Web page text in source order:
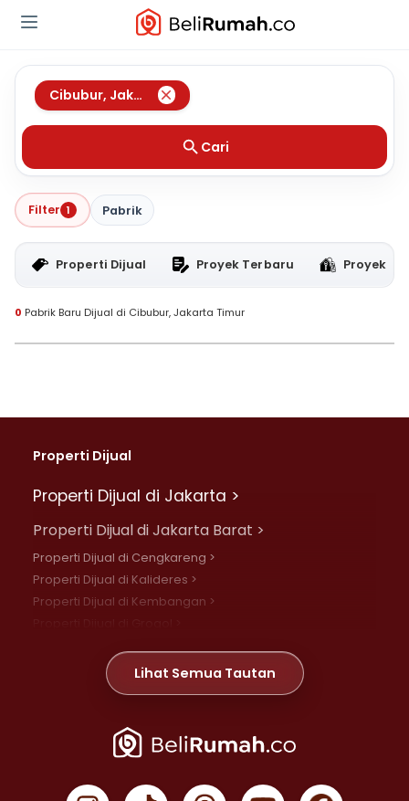
Cibubur, Jakarta Timur
Cari
Filter 1 Pabrik
Properti Dijual Proyek Terbaru Proyek
0 Pabrik Baru Dijual di Cibubur, Jakarta Timur
Properti Dijual
Properti Dijual di Jakarta >
Properti Dijual di Jakarta Barat >
Properti Dijual di Cengkareng >
Properti Dijual di Kalideres >
Properti Dijual di Kembangan >
Properti Dijual di Meruya >
Properti Dijual di Jelambar >
Properti Dijual di Jakarta Pusat >
Properti Dijual di Gambir >
Lihat Semua Tautan